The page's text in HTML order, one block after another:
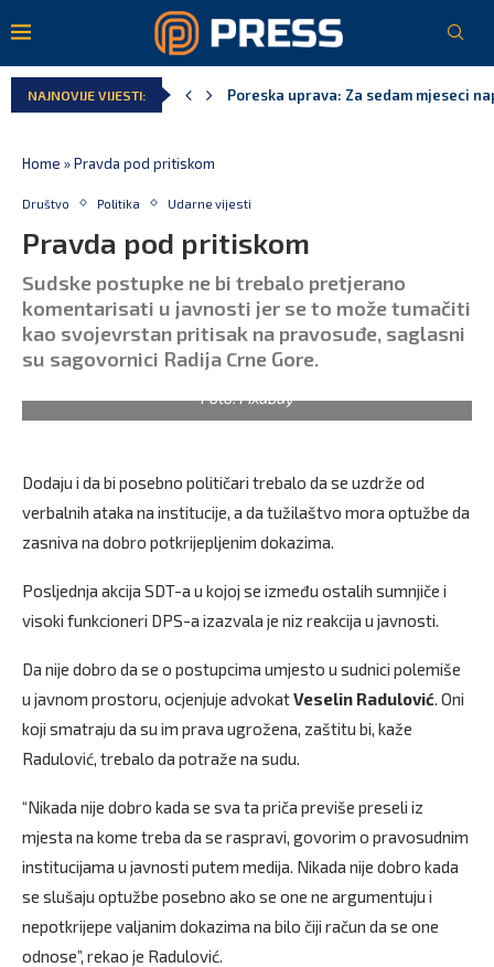
NAJNOVIJE VIJESTI:
Poreska uprava: Za sedam mjeseci
Home »Pravda pod pritiskom
Društvo Politika Udarne vijesti
Pravda pod pritiskom
Sudske postupke ne bi trebalo pretjerano
komentarisati u javnosti jer se to može tumačiti
kao svojevrstan pritisak na pravosuđe, saglasni
su sagovornici Radija Crne Gore.
Foto: Pixabay
Dodaju i da bi posebno političari trebalo da se uzdrže od
verbalnih ataka na institucije, a da tužilaštvo mora optužbe da
zasniva na dobro potkrijepljenim dokazima.
Posljednja akcija SDT-a u kojoj se između ostalih sumnjiče i
visoki funkcioneri DPS-a izazvala je niz reakcija u javnosti.
Da nije dobro da se o postupcima umjesto u sudnici polemiše
u javnom prostoru, ocjenjuje advokatVeselin Radulović. Oni
koji smatraju da su im prava ugrožena, zaštitu bi, kaže
Radulović, trebalo da potraže na sudu.
“Nikada nije dobro kada se sva ta priča previše preseli iz
mjesta na kome treba da se raspravi, govorim o pravosudnim
institucijama u javnosti putem medija. Nikada nije dobro kada
se slušaju optužbe posebno ako se one ne argumentuju i
nepotkrijepe valjanim dokazima na bilo čiji račun da se one
odnose”, rekao je Radulović.